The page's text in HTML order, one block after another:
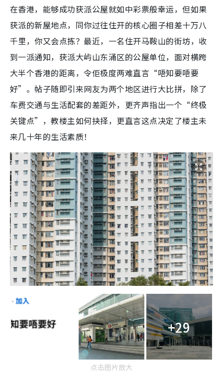
在香港，能够成功获派公屋就如中彩票般幸运，但如果
获派的新屋地点，同你过往住开的核心圈子相差十万八
千里，你又会点拣？最近，一名住开马鞍山的街坊，收
到一派通知，获派大屿山东涌区的公屋单位，面对横跨
大半个香港的距离，令佢极度两难直言“唔知要唔要
好”。帖子随即引来网友为两个地区进行大比拼，除了
车费交通与生活配套的差距外，更齐声指出一个“终极
关键点”，教楼主如何抉择，更直言这点决定了楼主未
来几十年的生活素质！
+29
点击图片放大